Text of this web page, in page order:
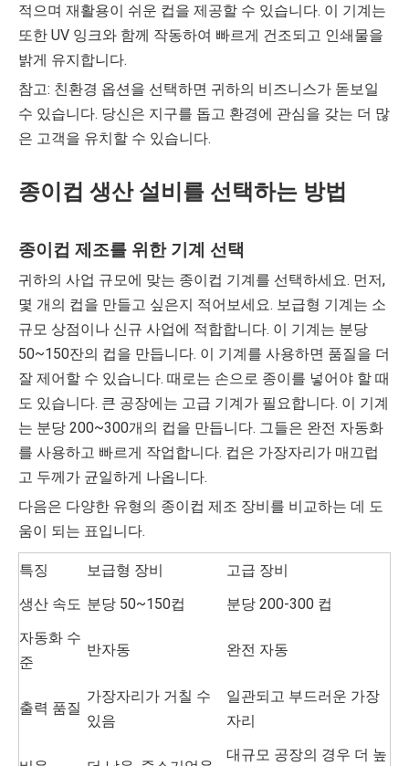
적으며 재활용이 쉬운 컵을 제공할 수 있습니다. 이 기계는
또한 UV 잉크와 함께 작동하여 빠르게 건조되고 인쇄물을
밝게 유지합니다.
참고: 친환경 옵션을 선택하면 귀하의 비즈니스가 돋보일
수 있습니다. 당신은 지구를 돕고 환경에 관심을 갖는 더 많
은 고객을 유치할 수 있습니다.
종이컵 생산 설비를 선택하는 방법
종이컵 제조를 위한 기계 선택
귀하의 사업 규모에 맞는 종이컵 기계를 선택하세요. 먼저,
몇 개의 컵을 만들고 싶은지 적어보세요. 보급형 기계는 소
규모 상점이나 신규 사업에 적합합니다. 이 기계는 분당
50~150잔의 컵을 만듭니다. 이 기계를 사용하면 품질을 더
잘 제어할 수 있습니다. 때로는 손으로 종이를 넣어야 할 때
도 있습니다. 큰 공장에는 고급 기계가 필요합니다. 이 기계
는 분당 200~300개의 컵을 만듭니다. 그들은 완전 자동화
를 사용하고 빠르게 작업합니다. 컵은 가장자리가 매끄럽
고 두께가 균일하게 나옵니다.
다음은 다양한 유형의 종이컵 제조 장비를 비교하는 데 도
움이 되는 표입니다.
특징 보급형 장비
고급 장비
생산 속도 분당 50~150컵
분당 200-300 컵
자동화 수
준
반자동 완전 자동
출력 품질
가장자리가 거칠 수
있음
일관되고 부드러운 가장
자리
대규모 공장의 경우 더 높